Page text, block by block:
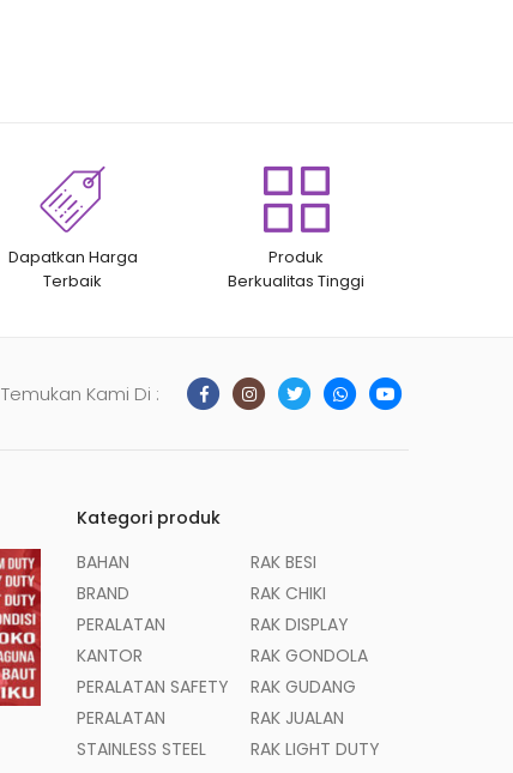
Dapatkan Harga
Terbaik
Produk
Berkualitas Tinggi
Temukan Kami Di :
Kategori produk
BAHAN
BRAND
PERALATAN
KANTOR
PERALATAN SAFETY
PERALATAN
STAINLESS STEEL
RAK BESI
RAK CHIKI
RAK DISPLAY
RAK GONDOLA
RAK GUDANG
RAK JUALAN
RAK LIGHT DUTY